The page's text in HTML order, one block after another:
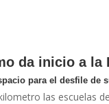
da inicio a la
para el desfile de
las escuelas